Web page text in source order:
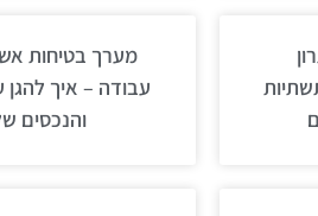
מערך בטיחות
עבודה – איך להגן
והנכסים